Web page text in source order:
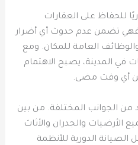
للحفاظ على العقارات
فهي تضمن عدم حدوث أي أضرار
العامة للمكان. ومع
في المدينة، يصبح الاهتمام
من أي وقت مضى.
من الجوانب المختلفة. من بين
الأرضيات والجدران والأثاث
الصيانة الدورية للأنظمة